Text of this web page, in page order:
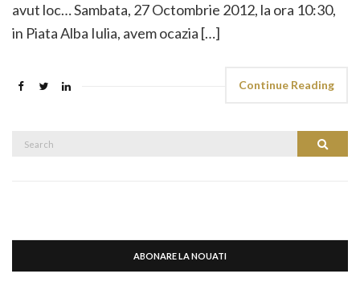
avut loc… Sambata, 27 Octombrie 2012, la ora 10:30,
in Piata Alba Iulia, avem ocazia […]
Continue Reading
Search
ABONARE LA NOUATI